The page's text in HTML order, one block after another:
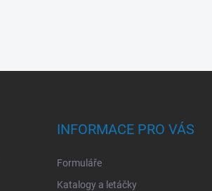
INFORMACE PRO VÁS
Formuláře
Katalogy a letáčky